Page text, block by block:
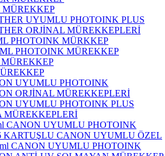
MÜREKKEP
UYUMLU PHOTOINK PLUS
ORJİNAL MÜREKKEPLERİ
PHOTOINK MÜRKKEP
PHOTOINK MÜREKKEP
UYUMLU PHOTOINK
ORJİNAL MÜREKKEPLERİ
UYUMLU PHOTOINK PLUS
MÜREKKEPLERİ
CANON UYUMLU PHOTOINK
KARTUŞLU CANON UYUMLU ÖZEL
ml CANON UYUMLU PHOTOINK